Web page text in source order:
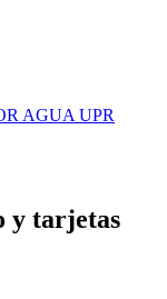
AGUA UPR
y tarjetas